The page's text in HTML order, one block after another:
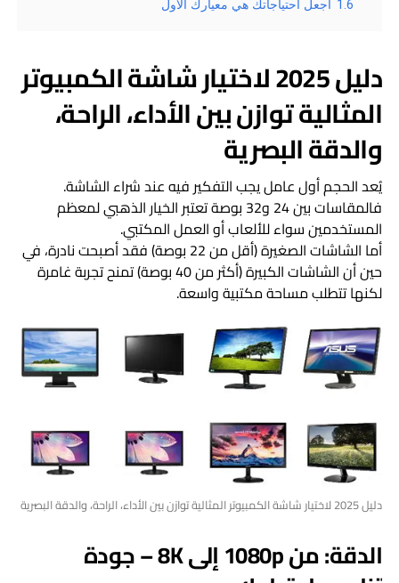
1.6 اجعل احتياجاتك هي معيارك الأول
دليل 2025 لاختيار شاشة الكمبيوتر
المثالية توازن بين الأداء، الراحة،
والدقة البصرية
يُعد الحجم أول عامل يجب التفكير فيه عند شراء الشاشة.
فالمقاسات بين 24 و32 بوصة تعتبر الخيار الذهبي لمعظم
المستخدمين سواء للألعاب أو العمل المكتبي.
أما الشاشات الصغيرة (أقل من 22 بوصة) فقد أصبحت نادرة، في
حين أن الشاشات الكبيرة (أكثر من 40 بوصة) تمنح تجربة غامرة
لكنها تتطلب مساحة مكتبية واسعة.
دليل 2025 لاختيار شاشة الكمبيوتر المثالية توازن بين الأداء، الراحة، والدقة البصرية
الدقة: من 1080p إلى 8K – جودة